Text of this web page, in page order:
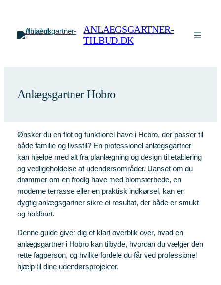
indhold
ANLAEGSGARTNER-
TILBUD.DK
Anlægsgartner Hobro
Ønsker du en flot og funktionel have i Hobro, der passer til
både familie og livsstil? En professionel anlægsgartner
kan hjælpe med alt fra planlægning og design til etablering
og vedligeholdelse af udendørsområder. Uanset om du
drømmer om en frodig have med blomsterbede, en
moderne terrasse eller en praktisk indkørsel, kan en
dygtig anlægsgartner sikre et resultat, der både er smukt
og holdbart.
Denne guide giver dig et klart overblik over, hvad en
anlægsgartner i Hobro kan tilbyde, hvordan du vælger den
rette fagperson, og hvilke fordele du får ved professionel
hjælp til dine udendørsprojekter.